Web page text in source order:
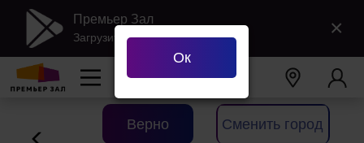
Премьер Зал
Загрузить в Google Play ×
Ваш городЕкатеринбург
Верно Сменить город
Ок